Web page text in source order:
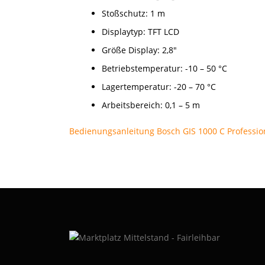
Stoßschutz: 1 m
Displaytyp: TFT LCD
Größe Display: 2,8″
Betriebstemperatur: -10 – 50 °C
Lagertemperatur: -20 – 70 °C
Arbeitsbereich: 0,1 – 5 m
Bedienungsanleitung Bosch GIS 1000 C